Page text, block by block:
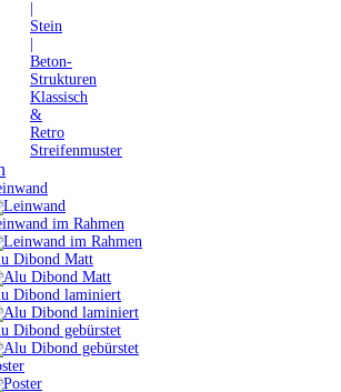
Stein
Beton-
Strukturen
Klassisch
&
Retro
Streifenmuster
im Rahmen
Dibond Matt
Dibond laminiert
Dibond gebürstet